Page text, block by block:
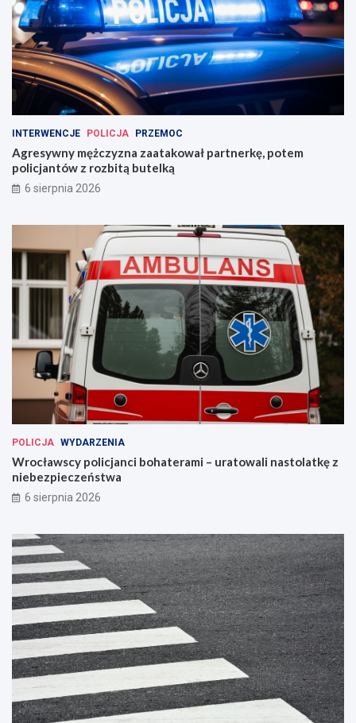
INTERWENCJE POLICJA PRZEMOC
Agresywny mężczyzna zaatakował partnerkę, potem
policjantów z rozbitą butelką
6 sierpnia 2026
POLICJA WYDARZENIA
Wrocławscy policjanci bohaterami – uratowali nastolatkę z
niebezpieczeństwa
6 sierpnia 2026